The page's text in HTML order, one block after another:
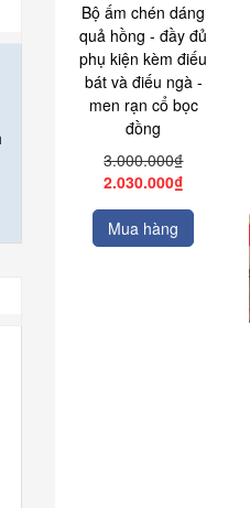
Bộ ấm chén dáng
quả hồng - đầy đủ
phụ kiện kèm điếu
bát và điếu ngà -
men rạn cổ bọc
đồng
3.000.000₫
2.030.000₫
Mua hàng